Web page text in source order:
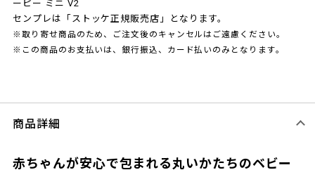
ーピー ミニ V2
センプレは「ストッケ正規販売店」となります。
※取り寄せ商品のため、ご注文後のキャンセルはご遠慮ください。
※この商品のお支払いは、銀行振込、カード払いのみとなります。
商品詳細
赤ちゃんが安心で包まれる丸いかたちのベビー